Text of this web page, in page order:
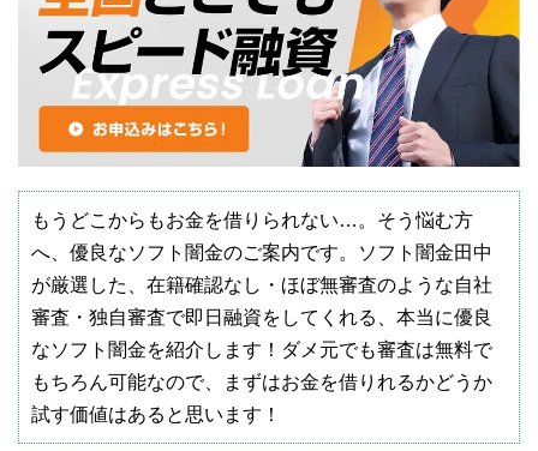
もうどこからもお金を借りられない…。そう悩む方
へ、優良なソフト闇金のご案内です。ソフト闇金田中
が厳選した、在籍確認なし・ほぼ無審査のような自社
審査・独自審査で即日融資をしてくれる、本当に優良
なソフト闇金を紹介します！ダメ元でも審査は無料で
もちろん可能なので、まずはお金を借りれるかどうか
試す価値はあると思います！